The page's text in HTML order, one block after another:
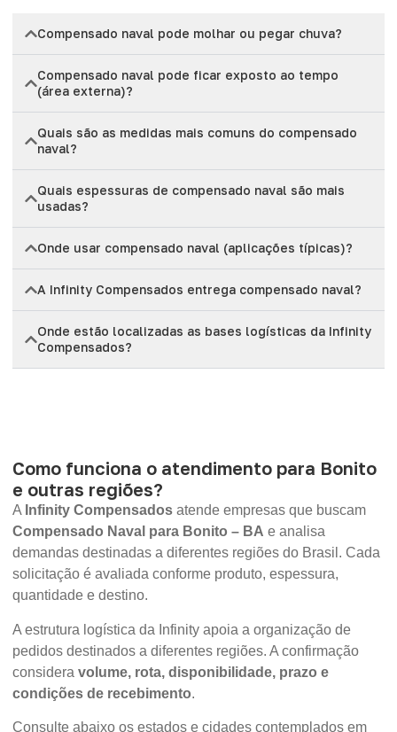
Compensado naval pode molhar ou pegar chuva?
Compensado naval pode ficar exposto ao tempo
(área externa)?
Quais são as medidas mais comuns do compensado
naval?
Quais espessuras de compensado naval são mais
usadas?
Onde usar compensado naval (aplicações típicas)?
A Infinity Compensados entrega compensado naval?
Onde estão localizadas as bases logísticas da Infinity
Compensados?
Como funciona o atendimento para Bonito
e outras regiões?
A Infinity Compensados atende empresas que buscam
Compensado Naval para Bonito – BA e analisa
demandas destinadas a diferentes regiões do Brasil. Cada
solicitação é avaliada conforme produto, espessura,
quantidade e destino.
A estrutura logística da Infinity apoia a organização de
pedidos destinados a diferentes regiões. A confirmação
considera volume, rota, disponibilidade, prazo e
condições de recebimento.
Consulte abaixo os estados e cidades contemplados em